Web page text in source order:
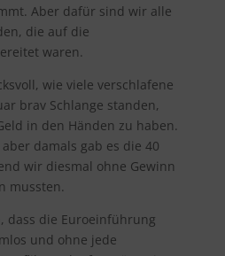
Aber dafür sind wir alle
die auf die
waren.
wie viele verschlafene
brav Schlange standen,
in den Händen zu haben.
damals gab es die 40
wir diesmal ohne Gewinn
mussten.
dass die Euroeinführung
und ohne jede